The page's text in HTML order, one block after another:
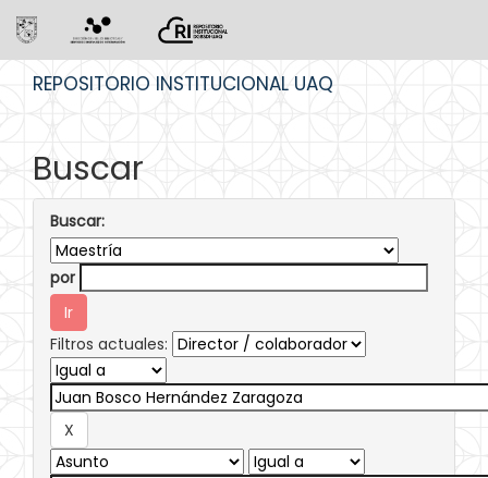
REPOSITORIO INSTITUCIONAL UAQ
Buscar
Buscar:
por
Filtros actuales: